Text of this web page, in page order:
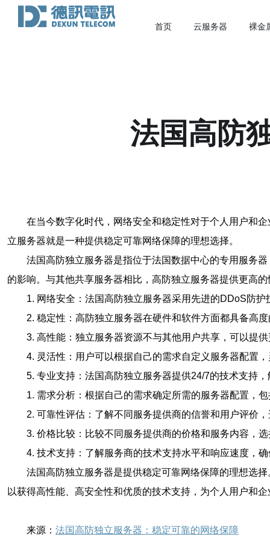
首页 云服务器 裸金
法国高防
在当今数字化时代，网络安全和稳定性对于个人用户和
立服务器就是一种提供稳定可靠网络保障的理想选择。
法国高防独立服务器是指位于法国数据中心的专用服务
的影响。与其他共享服务器相比，高防独立服务器提供更高
1. 网络安全：法国高防独立服务器采用先进的DDoS防
2. 稳定性：高防独立服务器在硬件和软件方面都具备高
3. 高性能：独立服务器资源不与其他用户共享，可以提
4. 灵活性：用户可以根据自己的需求自定义服务器配置
5. 专业支持：法国高防独立服务器提供24/7的技术支持
1. 需求分析：根据自己的需求确定所需的服务器配置，
2. 可靠性评估：了解不同服务提供商的信誉和用户评价
3. 价格比较：比较不同服务提供商的价格和服务内容，
4. 技术支持：了解服务商的技术支持水平和响应速度，
法国高防独立服务器是提供稳定可靠网络保障的理想选
以获得高性能、高安全性和优质的技术支持，为个人用户和
来源： 法国高防独立服务器：稳定可靠的网络保障